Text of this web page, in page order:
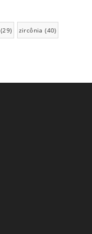
(29) zircônia (40)